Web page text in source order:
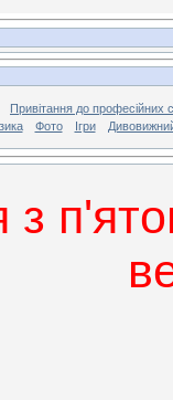
Привітання до професійних
Фото Ігри
з